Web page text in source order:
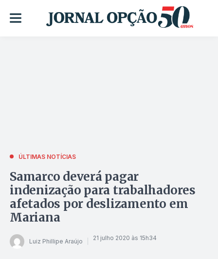
ÚLTIMAS NOTÍCIAS
Samarco deverá pagar
indenização para trabalhadores
afetados por deslizamento em
Mariana
Luiz Phillipe Araújo 21 julho 2020 às 15h34